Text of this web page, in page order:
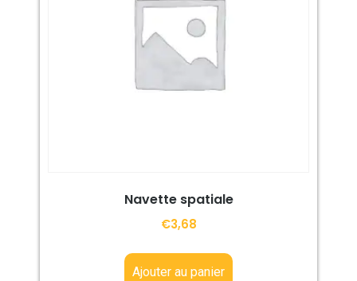
Navette spatiale
€3,68
Ajouter au panier